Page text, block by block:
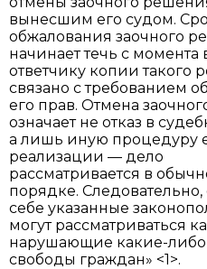
вынесшим его судом.
обжалования заочного
начинает течь с момента
ответчику копии такого
связано с требованием
его прав. Отмена
означает не отказ в
а лишь иную процедуру
реализации — дело
рассматривается в
порядке.
себе указанные
могут рассматриваться
нарушающие какие-либо
свободы граждан» <1>.